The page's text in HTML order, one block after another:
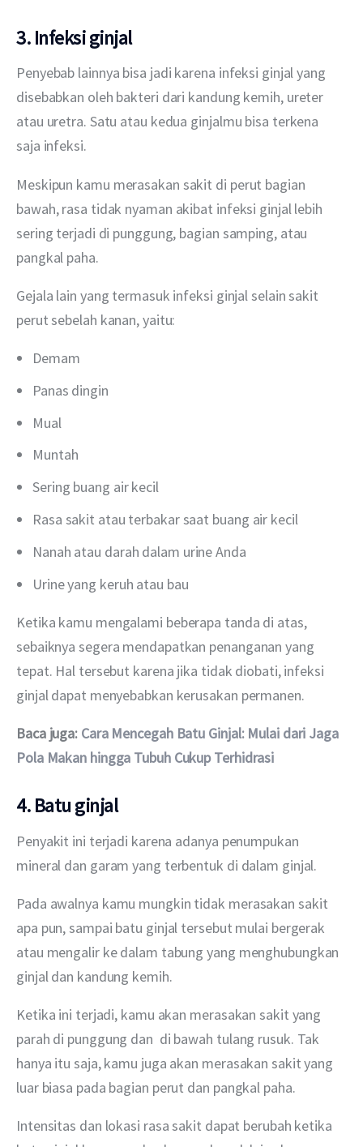
3. Infeksi ginjal
Penyebab lainnya bisa jadi karena infeksi ginjal yang
disebabkan oleh bakteri dari kandung kemih, ureter
atau uretra. Satu atau kedua ginjalmu bisa terkena
saja infeksi.
Meskipun kamu merasakan sakit di perut bagian
bawah, rasa tidak nyaman akibat infeksi ginjal lebih
sering terjadi di punggung, bagian samping, atau
pangkal paha.
Gejala lain yang termasuk infeksi ginjal selain sakit
perut sebelah kanan, yaitu:
Demam
Panas dingin
Mual
Muntah
Sering buang air kecil
Rasa sakit atau terbakar saat buang air kecil
Nanah atau darah dalam urine Anda
Urine yang keruh atau bau
Ketika kamu mengalami beberapa tanda di atas,
sebaiknya segera mendapatkan penanganan yang
tepat. Hal tersebut karena jika tidak diobati, infeksi
ginjal dapat menyebabkan kerusakan permanen.
Baca juga: Cara Mencegah Batu Ginjal: Mulai dari Jaga
Pola Makan hingga Tubuh Cukup Terhidrasi
4. Batu ginjal
Penyakit ini terjadi karena adanya penumpukan
mineral dan garam yang terbentuk di dalam ginjal.
Pada awalnya kamu mungkin tidak merasakan sakit
apa pun, sampai batu ginjal tersebut mulai bergerak
atau mengalir ke dalam tabung yang menghubungkan
ginjal dan kandung kemih.
Ketika ini terjadi, kamu akan merasakan sakit yang
parah di punggung dan  di bawah tulang rusuk. Tak
hanya itu saja, kamu juga akan merasakan sakit yang
luar biasa pada bagian perut dan pangkal paha.
Intensitas dan lokasi rasa sakit dapat berubah ketika